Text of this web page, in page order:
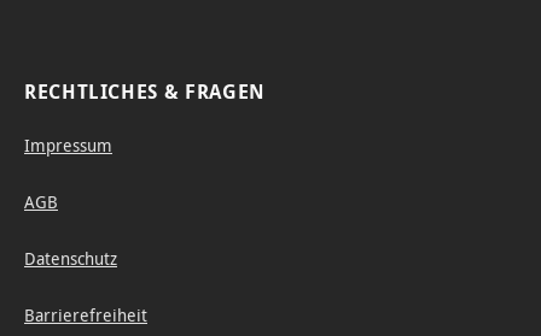
RECHTLICHES & FRAGEN
Impressum
AGB
Datenschutz
Barrierefreiheit